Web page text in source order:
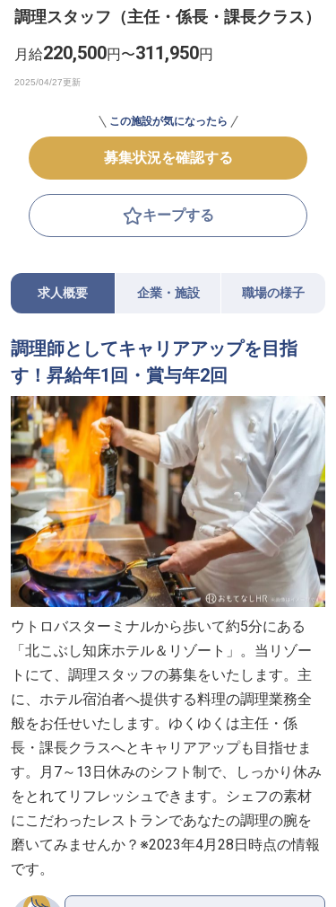
採用をお考えの企業様へ
調理スタッフ（主任・係長・課長クラス）
月給220,500円〜311,950円
この施設が気になったら
募集状況を確認する
キープする
求人概要 企業・施設 職場の様子
調理師としてキャリアアップを目指
す！昇給年1回・賞与年2回
ウトロバスターミナルから歩いて約5分にある
「北こぶし知床ホテル＆リゾート」。当リゾー
トにて、調理スタッフの募集をいたします。主
に、ホテル宿泊者へ提供する料理の調理業務全
般をお任せいたします。ゆくゆくは主任・係
長・課長クラスへとキャリアアップも目指せま
す。月7～13日休みのシフト制で、しっかり休み
をとれてリフレッシュできます。シェフの素材
にこだわったレストランであなたの調理の腕を
磨いてみませんか？※2023年4月28日時点の情報
です。